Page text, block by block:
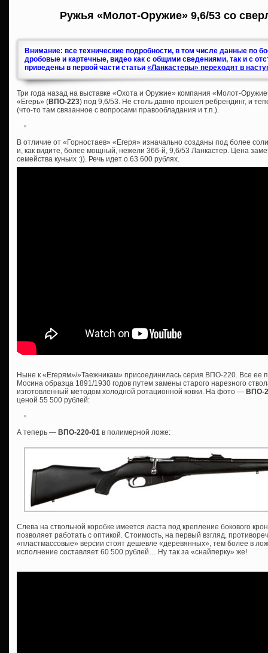
Ружья «Молот-Оружие» 9,6/53 со
Внимание: все технические подробности, в том числе данные по
дробовые и картечные, видео как с общими сведениями, так и с
приведены в первой части статьи «Ланкастеры» переходят в
Три года назад на выставке «Охота и Оружие» компания «Молот-
«Егерь» (ВПО-223) под 9,6/53. Не столь давно прошел ребрендинг, и
(что-то там связанное с вопросами правообладания и т.п.).
В отличие от «Горностаев» «Егеря» изначально созданы под более
и, как видите, более мощный, нежели 366-й, 9,6/53 Ланкастер. Цена
семейства куньих :)). Речь идет о 63 600 рублях.
Ныне к «Егерям»/»Таежникам» присоединилась серия ВПО-220. Все ее
Мосина образца 1891/1930 годов путем замены старого нарезного
изготовленный методом холодной ротационной ковки. На фото — ВПО-
ценой 55 500 рублей:
А теперь — ВПО-220-01 в полимерной ложе:
Слева на ствольной коробке имеется ласта под крепление бокового
позволяет работать с оптикой. Стоимость, на первый взгляд,
«пластмассовые» версии стоят дешевле «деревянных», тем более в
исполнение составляет 60 500 рублей… Ну так за «снайперку» же!